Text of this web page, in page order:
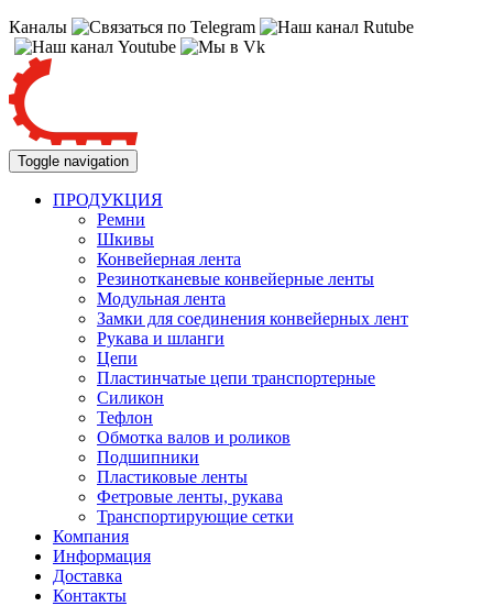
Каналы
Toggle navigation
ПРОДУКЦИЯ
Ремни
Шкивы
Конвейерная лента
Резинотканевые конвейерные ленты
Модульная лента
Замки для соединения конвейерных лент
Рукава и шланги
Цепи
Пластинчатые цепи транспортерные
Силикон
Тефлон
Обмотка валов и роликов
Подшипники
Пластиковые ленты
Фетровые ленты, рукава
Транспортирующие сетки
Компания
Информация
Доставка
Контакты